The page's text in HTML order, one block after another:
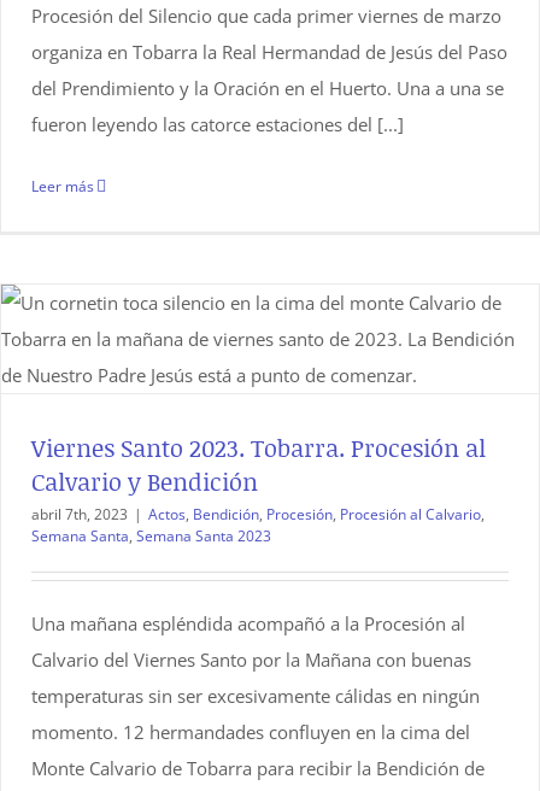
Procesión del Silencio que cada primer viernes de marzo
organiza en Tobarra la Real Hermandad de Jesús del Paso
del Prendimiento y la Oración en el Huerto. Una a una se
fueron leyendo las catorce estaciones del [...]
Leer más
Viernes Santo 2023. Tobarra. Procesión al
Calvario y Bendición
abril 7th, 2023 | Actos, Bendición, Procesión, Procesión al Calvario,
Semana Santa, Semana Santa 2023
Una mañana espléndida acompañó a la Procesión al
Calvario del Viernes Santo por la Mañana con buenas
temperaturas sin ser excesivamente cálidas en ningún
momento. 12 hermandades confluyen en la cima del
Monte Calvario de Tobarra para recibir la Bendición de